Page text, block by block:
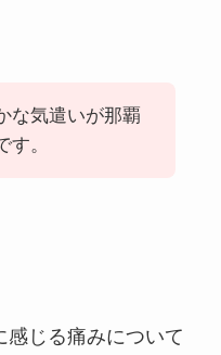
な気遣いが那覇
す。
感じる痛みについて